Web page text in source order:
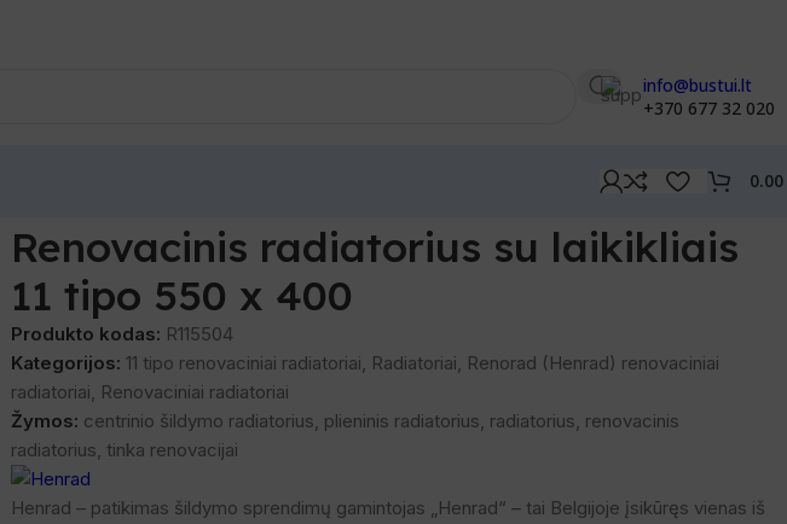
info@bustui.lt
+370 677 32 020
0.00
Renovacinis radiatorius su laikikliais
11 tipo 550 x 400
Produkto kodas: R115504
Kategorijos: 11 tipo renovaciniai radiatoriai Radiatoriai Renorad (Henrad) renovaciniai
radiatoriai Renovaciniai radiatoriai
Žymos: centrinio šildymo radiatorius plieninis radiatorius radiatorius renovacinis
radiatorius tinka renovacijai
Henrad – patikimas šildymo sprendimų gamintojas „Henrad“ – tai Belgijoje įsikūręs vienas iš